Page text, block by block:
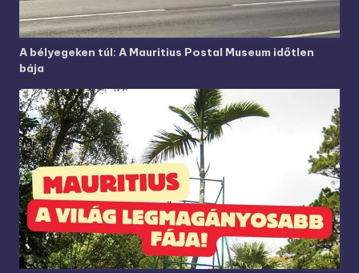
A bélyegeken túl: A Mauritius Postal Museum időtlen
bája